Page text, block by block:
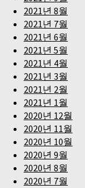
2021년 8월
2021년 7월
2021년 6월
2021년 5월
2021년 4월
2021년 3월
2021년 2월
2021년 1월
2020년 12월
2020년 11월
2020년 10월
2020년 9월
2020년 8월
2020년 7월